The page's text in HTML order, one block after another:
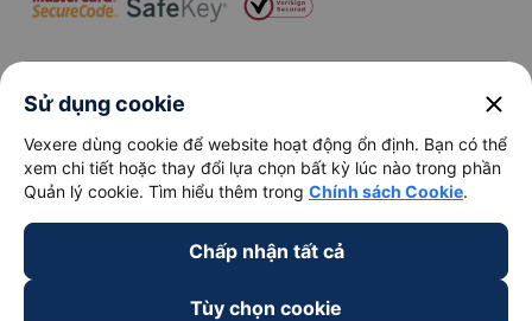
keyboard_arrow_down
Về chúng tôi
keyboard_arrow_down
Hỗ trợ
keyboard_arrow_down
Trở thành đối tác
Đối tác thanh toán
Sử dụng cookie close
Vexere dùng cookie để website hoạt động ổn định. Bạn có thể
xem chi tiết hoặc thay đổi lựa chọn bất kỳ lúc nào trong phần
Quản lý cookie. Tìm hiểu thêm trong Chính sách Cookie.
Chấp nhận tất cả
Tùy chọn cookie